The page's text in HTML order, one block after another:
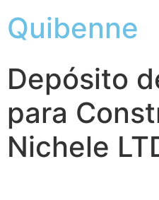
Quibenne
Depósito
para
Nichele